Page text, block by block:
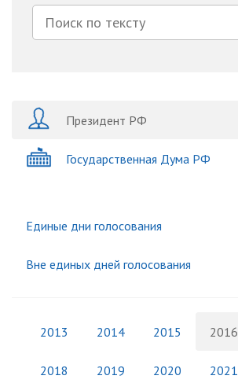
Президент РФ
Государственная Дума РФ
Единые дни голосования
Вне единых дней голосования
2013 2014 2015 2016
2018 2019 2020 2021